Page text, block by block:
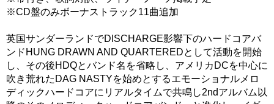
※CD盤のみボーナストラック11曲追加
英国サンダーランドでDISCHARGE影響下のハードコアバ
ンドHUNG DRAWN AND QUARTEREDとして活動を開始
し、その後HDQとバンド名を省略し、アメリカDCを中心に
吹き荒れたDAG NASTYを始めとするエモーショナルメロ
ディックハードコアにリアルタイムで共鳴し2ndアルバム以